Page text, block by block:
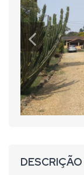
DESCRIÇÃO